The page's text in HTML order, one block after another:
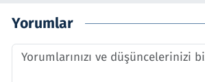
Yorumlar